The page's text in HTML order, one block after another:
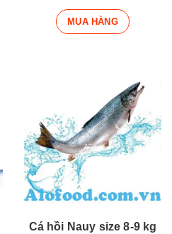
MUA HÀNG
Cá hồi Nauy size 8-9 kg